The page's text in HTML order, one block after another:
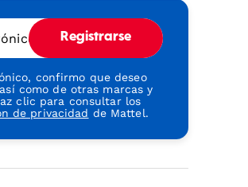
Registrarse
confirmo que deseo
como de otras marcas y
clic para consultar los
de privacidad de Mattel.